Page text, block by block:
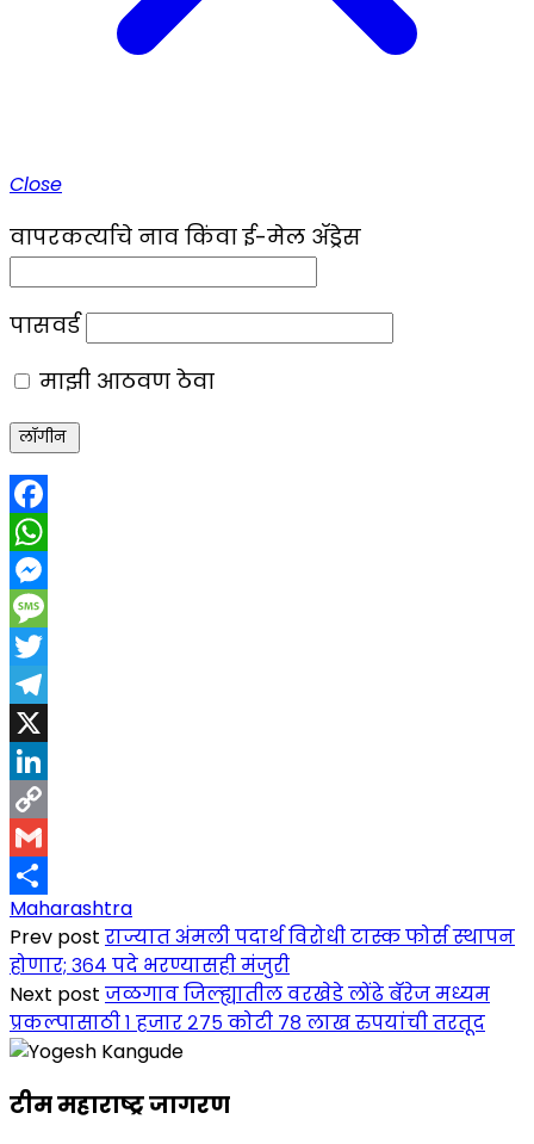
Close
वापरकर्त्याचे नाव किंवा ई-मेल ॲड्रेस
पासवर्ड
माझी आठवण ठेवा
Facebook
WhatsApp
Messenger
Message
Twitter
Telegram
X
LinkedIn
Copy
Link
Gmail
Share
Maharashtra
Prev post राज्यात अंमली पदार्थ विरोधी टास्क फोर्स स्थापन
होणार; ३६४ पदे भरण्यासही मंजुरी
Next post जळगाव जिल्ह्यातील वरखेडे लोंढे बॅरेज मध्यम
प्रकल्पासाठी १ हजार २७५ कोटी ७८ लाख रुपयांची तरतूद
टीम महाराष्ट्र जागरण